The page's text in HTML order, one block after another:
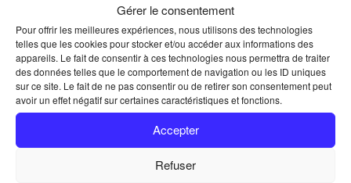
Gérer le consentement
Pour offrir les meilleures expériences, nous utilisons des technologies
telles que les cookies pour stocker et/ou accéder aux informations des
appareils. Le fait de consentir à ces technologies nous permettra de traiter
des données telles que le comportement de navigation ou les ID uniques
sur ce site. Le fait de ne pas consentir ou de retirer son consentement peut
avoir un effet négatif sur certaines caractéristiques et fonctions.
Accepter
Refuser
Basé à La Réunion · 974
Bureautique Reunion Ei
Intégrateur de solutions d'impression Bureautique et